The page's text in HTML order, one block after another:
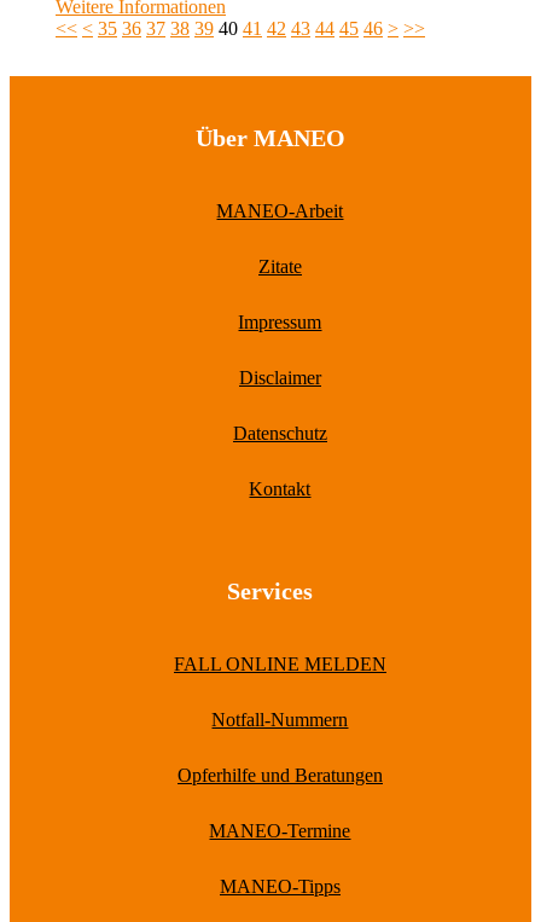
Weitere Informationen
<< < 35 36 37 38 39 40 41 42 43 44 45 46 > >>
Über MANEO
MANEO-Arbeit
Zitate
Impressum
Disclaimer
Datenschutz
Kontakt
Services
FALL ONLINE MELDEN
Notfall-Nummern
Opferhilfe und Beratungen
MANEO-Termine
MANEO-Tipps